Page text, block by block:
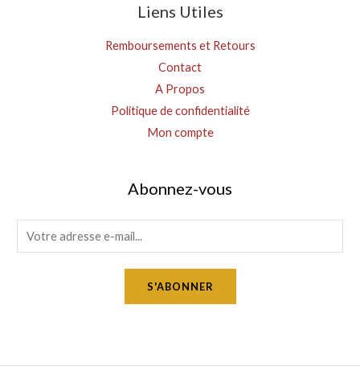
Liens Utiles
Remboursements et Retours
Contact
A Propos
Politique de confidentialité
Mon compte
Abonnez-vous
m
S'ABONNER